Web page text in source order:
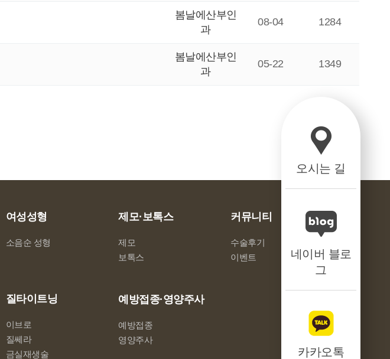
오시는 길
네이버 블로
그
카카오톡
봄날에산부인
과
08-04 1284
봄날에산부인
과
05-22 1349
여성성형
소음순 성형
질타이트닝
이브로
질쎄라
금실재생술
제모·보톡스
제모
보톡스
예방접종·영양주사
예방접종
영양주사
커뮤니티
수술후기
이벤트